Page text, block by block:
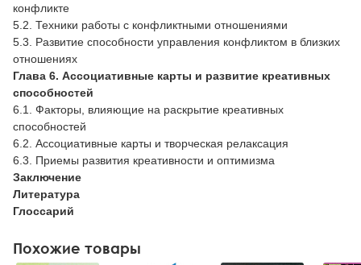
конфликте
5.2. Техники работы с конфликтными отношениями
5.3. Развитие способности управления конфликтом в близких
отношениях
Глава 6. Ассоциативные карты и развитие креативных
способностей
6.1. Факторы, влияющие на раскрытие креативных
способностей
6.2. Ассоциативные карты и творческая релаксация
6.3. Приемы развития креативности и оптимизма
Заключение
Литература
Глоссарий
Похожие товары